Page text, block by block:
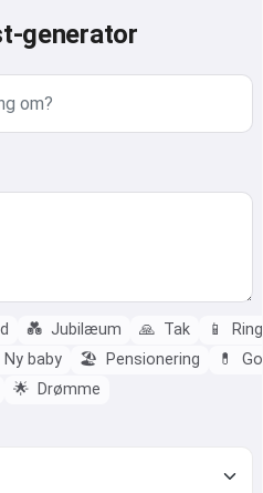
generator
💑 Jubilæum 🙏 Tak 📱
Ny baby 🏖️ Pensionering 💊
🌟 Drømme